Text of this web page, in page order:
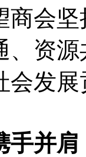
商会
、资
会发
手并